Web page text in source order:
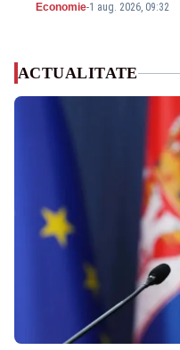
Economie-1 aug. 2026, 09:32
ACTUALITATE